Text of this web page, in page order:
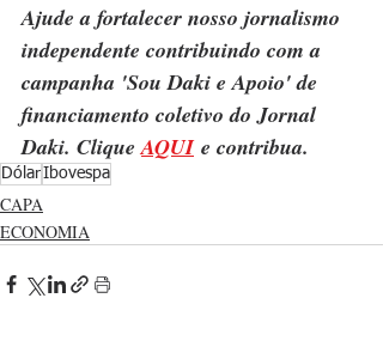
Ajude a fortalecer nosso jornalismo
independente contribuindo com a
campanha 'Sou Daki e Apoio' de
financiamento coletivo do Jornal
Daki. Clique AQUI e contribua.
DólarIbovespa
CAPA
ECONOMIA